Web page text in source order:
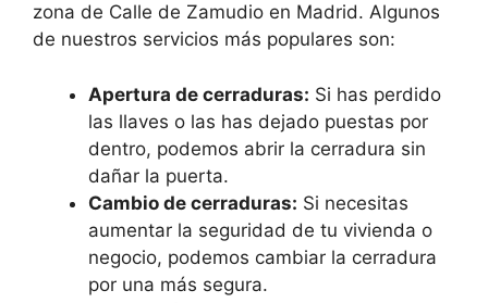
zona de Calle de Zamudio en Madrid. Algunos
de nuestros servicios más populares son:
Apertura de cerraduras: Si has perdido
las llaves o las has dejado puestas por
dentro, podemos abrir la cerradura sin
dañar la puerta.
Cambio de cerraduras: Si necesitas
aumentar la seguridad de tu vivienda o
negocio, podemos cambiar la cerradura
por una más segura.